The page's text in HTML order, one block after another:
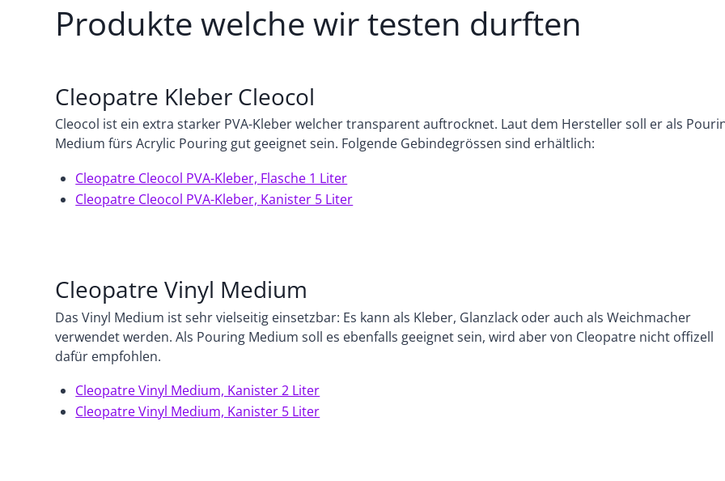
Produkte welche wir testen durften
Cleopatre Kleber Cleocol
Cleocol ist ein extra starker PVA-Kleber welcher transparent auftrocknet. Laut dem Hersteller soll er als
Medium fürs Acrylic Pouring gut geeignet sein. Folgende Gebindegrössen sind erhältlich:
Cleopatre Cleocol PVA-Kleber, Flasche 1 Liter
Cleopatre Cleocol PVA-Kleber, Kanister 5 Liter
Cleopatre Vinyl Medium
Das Vinyl Medium ist sehr vielseitig einsetzbar: Es kann als Kleber, Glanzlack oder auch als Weichmacher
verwendet werden. Als Pouring Medium soll es ebenfalls geeignet sein, wird aber von Cleopatre nicht offizell
dafür empfohlen.
Cleopatre Vinyl Medium, Kanister 2 Liter
Cleopatre Vinyl Medium, Kanister 5 Liter